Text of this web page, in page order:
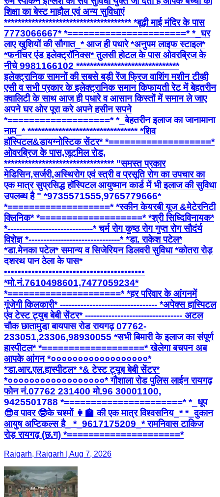
शिक्षा का बेस्ट माहौल एवं अन्य सुविधाएं
************************************* *बूढ़ी माई मंदिर के पास
7773066667* *======================* *_घर
लाए खुशियों की सौगात_* आज ही पधारे *अनुपम लाइफ स्टाइल*
*फर्नीचर एंड इलेक्ट्रॉनिक्स* तुलसी होटल के पास ओवरब्रिज के
नीचे 9981166102 ******************************
इलेक्ट्रानिक सामनों की सबसे बड़ी रेंज फ्रिज वाशिंग मशीन टीव्ही
एसी व सभी प्रकार के इलेक्ट्रानिक समान किफायती रेट में बेहतरीन
क्वालिटी के साथ आज ही पधारे व आसान किस्तों में समान ले जाए
अपने घर ओर पूरा करे अपने हसीन सपने
*===================* *_बेहतरीन इलाज का जानामाना
नाम_* ******************************** *शिव
हॉस्पिटल&डायग्नोस्टिक सेंटर* *===================*
ओवरब्रिज के पास,जूटमिल रोड,
******************************** "समस्त प्रकार
मेडिसिन,सर्जरी,अस्थिरोग एवं स्त्री व प्रसूति रोग का उपचार का
एक मात्र सुप्रसिद्ध हॉस्पिटल आयुष्मान कार्ड में भी इलाज की सुविधा
उपलब्ध है " *9735571555,9765779666*
*===================* *स्कीन केयरबी यूज &मेटेरनिटी
क्लिनिक* *===================* *श्री सिध्दिविनायक*
*-----------------------------* चर्म रोग कुष्ठ रोग गुप्त रोग सौदंर्य
विशेज्ञ *-------------------------------* *डा. राकेश पटेल*
*डा.मेनका पटेल* समान्य व सिजेरियन डिलवरी सुविधा *कोतरा रोड़
दशरथ पान ठेला के पास*
•••••••••••••••••••••••••••••••••••••••••
*मो.नं.7610498601,7477059234*
*=====================* *हर परिवार के आंगनमें
गूंजेगी किलकारी* --------------------------------- *अपेक्स हास्पिटल
एंव टेस्ट ट्युब बेबी सेंटर* --------------------------------- अटल
चौक छातामुडा़ बायपास रोड रायगढ़ 07762-
233051,23306,98930055 *सभी बिमारी के इलाज का संपूर्ण
हास्पीटल* *===================* खेलेगा बचपन अब
आपके आंगन *००००००००००००००००००*
*डा.आर.एल.हास्पीटल* *& टेस्ट ट्यूब बेबी सेंटर*
*००००००००००००००००००* गौशाला रोड पुलिस लाईन रायगढ़
फोन नं.07762 231400 मो.96 30001100,
9425501788 *======================* *_धूप
😎व पावर 🤓के चश्मों 👩‍🏫 की एक मात्र विश्वसनिय_* *_दुकान
आयुष अप्टिकल्स है_ *_9617175209_* रामनिवास टाकिज
रोड़ रायगढ़ (छ.ग) *=====================*
Raigarh, Raigarh | Aug 7, 2026